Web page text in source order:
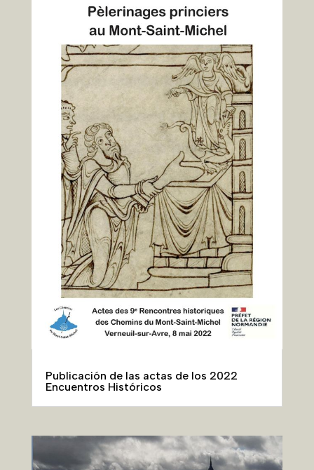
Publicación de las actas de los 2022
Encuentros Históricos
Folleto de descubrimiento de los Chemins
du Mont, 32 p, 5 €.